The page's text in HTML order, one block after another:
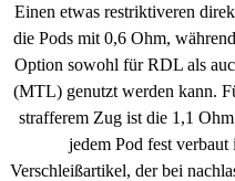
Einen etwas restriktiveren
die Pods mit 0,6 Ohm,
Option sowohl für RDL als
(MTL) genutzt werden kann.
strafferem Zug ist die 1,1
jedem Pod fest verbaut
Verschleißartikel, der bei